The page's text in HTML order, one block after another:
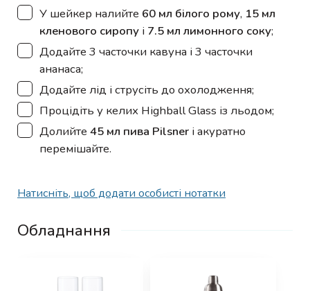
▢
У шейкер налийте 60 мл білого рому, 15 мл
кленового сиропу і 7.5 мл лимонного соку;
▢
Додайте 3 часточки кавуна і 3 часточки
ананаса;
▢
Додайте лід і струсіть до охолодження;
▢
Процідіть у келих Highball Glass із льодом;
▢
Долийте 45 мл пива Pilsner і акуратно
перемішайте.
Натисніть, щоб додати особисті нотатки
Обладнання